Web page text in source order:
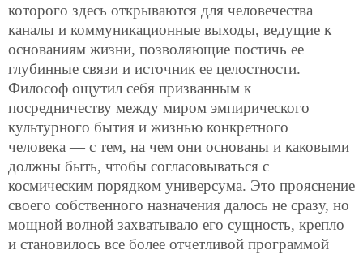
которого здесь открываются для человечества
каналы и коммуникационные выходы, ведущие к
основаниям жизни, позволяющие постичь ее
глубинные связи и источник ее целостности.
Философ ощутил себя призванным к
посредничеству между миром эмпирического
культурного бытия и жизнью конкретного
человека — с тем, на чем они основаны и каковыми
должны быть, чтобы согласовываться с
космическим порядком универсума. Это прояснение
своего собственного назначения далось не сразу, но
мощной волной захватывало его сущность, крепло
и становилось все более отчетливой программой